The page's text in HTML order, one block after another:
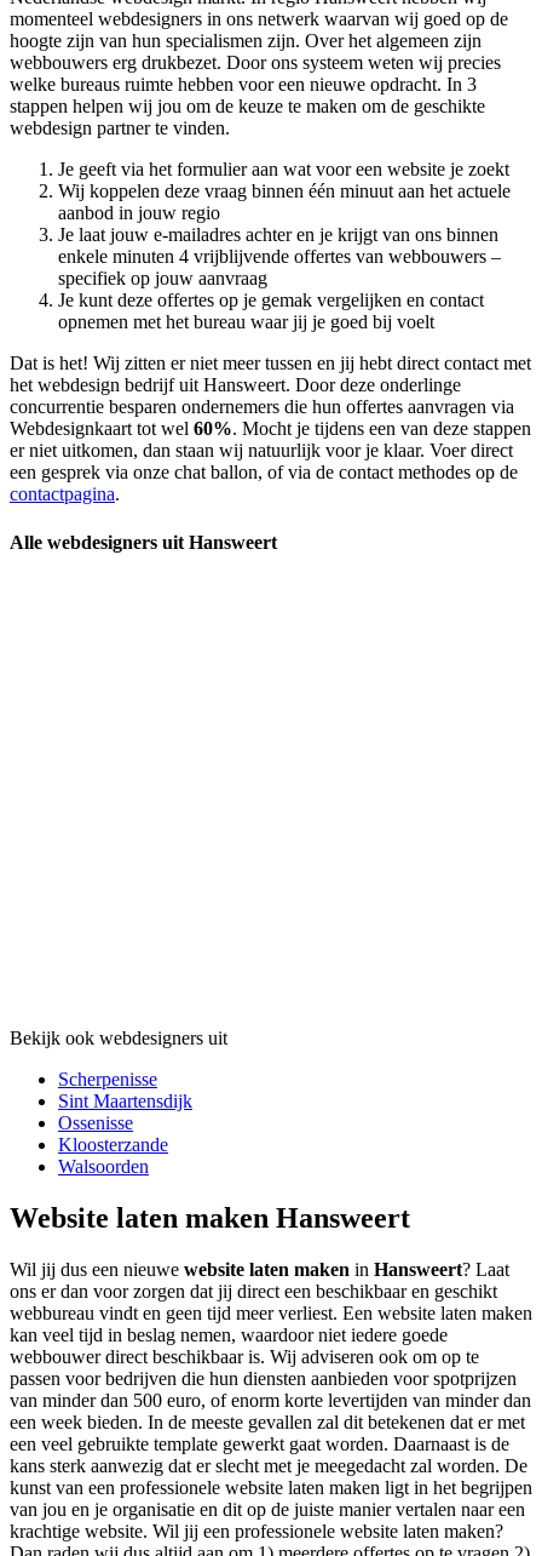
momenteel webdesigners in ons netwerk waarvan wij goed op de
hoogte zijn van hun specialismen zijn. Over het algemeen zijn
webbouwers erg drukbezet. Door ons systeem weten wij precies
welke bureaus ruimte hebben voor een nieuwe opdracht. In 3
stappen helpen wij jou om de keuze te maken om de geschikte
webdesign partner te vinden.
Je geeft via het formulier aan wat voor een website je zoekt
Wij koppelen deze vraag binnen één minuut aan het actuele
aanbod in jouw regio
Je laat jouw e-mailadres achter en je krijgt van ons binnen
enkele minuten 4 vrijblijvende offertes van webbouwers –
specifiek op jouw aanvraag
Je kunt deze offertes op je gemak vergelijken en contact
opnemen met het bureau waar jij je goed bij voelt
Dat is het! Wij zitten er niet meer tussen en jij hebt direct contact met
het webdesign bedrijf uit Hansweert. Door deze onderlinge
concurrentie besparen ondernemers die hun offertes aanvragen via
Webdesignkaart tot wel 60%. Mocht je tijdens een van deze stappen
er niet uitkomen, dan staan wij natuurlijk voor je klaar. Voer direct
een gesprek via onze chat ballon, of via de contact methodes op de
contactpagina.
Alle webdesigners uit Hansweert
Bekijk ook webdesigners uit
Scherpenisse
Sint Maartensdijk
Ossenisse
Kloosterzande
Walsoorden
Website laten maken Hansweert
Wil jij dus een nieuwe website laten maken in Hansweert? Laat
ons er dan voor zorgen dat jij direct een beschikbaar en geschikt
webbureau vindt en geen tijd meer verliest. Een website laten maken
kan veel tijd in beslag nemen, waardoor niet iedere goede
webbouwer direct beschikbaar is. Wij adviseren ook om op te
passen voor bedrijven die hun diensten aanbieden voor spotprijzen
van minder dan 500 euro, of enorm korte levertijden van minder dan
een week bieden. In de meeste gevallen zal dit betekenen dat er met
een veel gebruikte template gewerkt gaat worden. Daarnaast is de
kans sterk aanwezig dat er slecht met je meegedacht zal worden. De
kunst van een professionele website laten maken ligt in het begrijpen
van jou en je organisatie en dit op de juiste manier vertalen naar een
krachtige website. Wil jij een professionele website laten maken?